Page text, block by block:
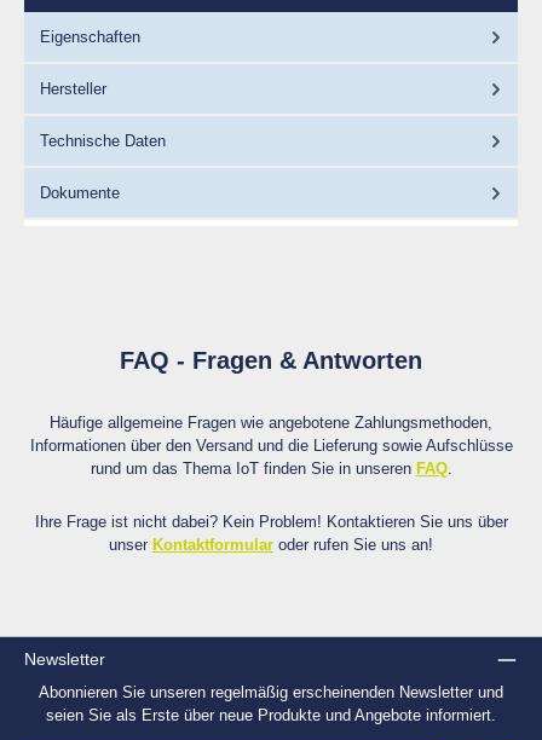
Eigenschaften
Hersteller
Technische Daten
Dokumente
FAQ - Fragen & Antworten
Häufige allgemeine Fragen wie angebotene Zahlungsmethoden,
Informationen über den Versand und die Lieferung sowie Aufschlüsse
rund um das Thema IoT finden Sie in unseren FAQ.
Ihre Frage ist nicht dabei? Kein Problem! Kontaktieren Sie uns über
unser Kontaktformular oder rufen Sie uns an!
Newsletter
Abonnieren Sie unseren regelmäßig erscheinenden Newsletter und
seien Sie als Erste über neue Produkte und Angebote informiert.